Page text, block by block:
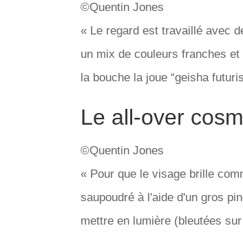
©Quentin Jones
« Le regard est travaillé avec
un mix de couleurs franches
la bouche la joue “geisha
Le all-over
©Quentin Jones
« Pour que le visage brille
saupoudré à l'aide d'un gros
mettre en lumière (bleutées